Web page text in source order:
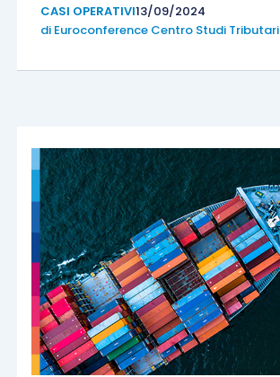
CASI OPERATIVI13/09/2024
di Euroconference Centro Studi Tributari